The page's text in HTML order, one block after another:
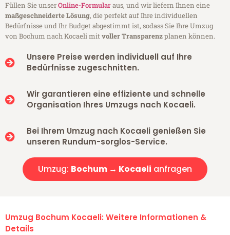
Füllen Sie unserOnline-Formularaus, und wir liefern Ihnen eine
maßgeschneiderte Lösung, die perfekt auf Ihre individuellen
Bedürfnisse und Ihr Budget abgestimmt ist, sodass Sie Ihre Umzug
von Bochum nach Kocaeli mitvoller Transparenzplanen können.
Unsere Preise werden individuell auf Ihre
Bedürfnisse zugeschnitten.
Wir garantieren eine effiziente und schnelle
Organisation Ihres Umzugs nach Kocaeli.
Bei Ihrem Umzug nach Kocaeli genießen Sie
unseren Rundum-sorglos-Service.
Umzug: Bochum → Kocaeli anfragen
Umzug Bochum Kocaeli: Weitere Informationen &
Details